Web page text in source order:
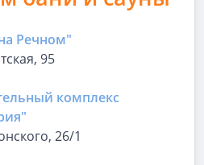
Речном"
95
комплекс
26/1